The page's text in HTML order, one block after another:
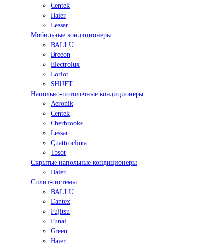
Centek
Haier
Lessar
Мобильные кондиционеры
BALLU
Breeon
Electrolux
Loriot
SHUFT
Напольно-потолочные кондиционеры
Aeronik
Centek
Cherbrooke
Lessar
Quattroclima
Tosot
Скрытые напольные кондиционеры
Haier
Сплит-системы
BALLU
Dantex
Fujitsu
Funai
Green
Haier